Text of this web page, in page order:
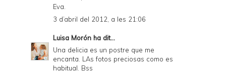
Eva.
3 d’abril del 2012, a les 21:06
Luisa Morón ha dit...
Una delicia es un postre que me
encanta. LAs fotos preciosas como es
habitual. Bss